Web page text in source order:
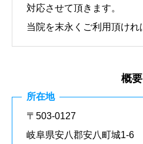
対応させて頂きます。
当院を末永くご利用頂けれ
概要
所在地
〒503-0127
岐阜県安八郡安八町城1-6